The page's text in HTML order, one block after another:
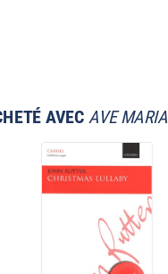
AVECAVE MARIA